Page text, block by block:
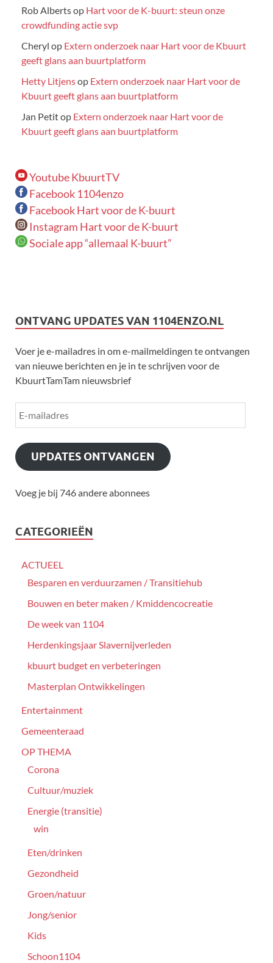
Rob Albertsop Hart voor de K-buurt: steun onze
crowdfunding actie svp
Cheryl op Extern onderzoek naar Hart voor de Kbuurt
geeft glans aan buurtplatform
Hetty Litjensop Extern onderzoek naar Hart voor de
Kbuurt geeft glans aan buurtplatform
Jan Petitop Extern onderzoek naar Hart voor de
Kbuurt geeft glans aan buurtplatform
Youtube KbuurtTV
Facebook 1104enzo
Facebook Hart voor de K-buurt
Instagram Hart voor de K-buurt
Sociale app “allemaal K-buurt”
ONTVANG UPDATES VAN 1104ENZO.NL
Voer je e-mailadres in om e-mailmeldingen te ontvangen
van nieuwe berichten en je in te schrijven voor de
KbuurtTamTam nieuwsbrief
UPDATES ONTVANGEN
Voeg je bij 746 andere abonnees
CATEGORIEËN
ACTUEEL
Besparen en verduurzamen / Transitiehub
Bouwen en beter maken / Kmiddencocreatie
De week van 1104
Herdenkingsjaar Slavernijverleden
kbuurt budget en verbeteringen
Masterplan Ontwikkelingen
Entertainment
Gemeenteraad
OP THEMA
Corona
Cultuur/muziek
Energie (transitie)
win
Eten/drinken
Gezondheid
Groen/natuur
Jong/senior
Kids
Schoon1104